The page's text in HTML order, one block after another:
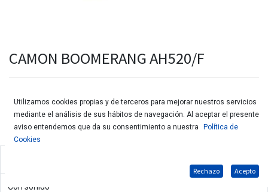
CAMON BOOMERANG AH520/F
Con sonido
Utilizamos cookies propias y de terceros para mejorar nuestros servicios
mediante el análisis de sus hábitos de navegación. Al aceptar el presente
aviso entendemos que da su consentimiento a nuestra
Política de
Cookies
Rechazo Acepto